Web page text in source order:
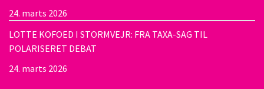
24. marts 2026
LOTTE KOFOED I STORMVEJR: FRA TAXA-SAG TIL
POLARISERET DEBAT
24. marts 2026